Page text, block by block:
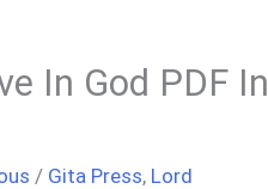
In God PDF In
/ Gita Press, Lord